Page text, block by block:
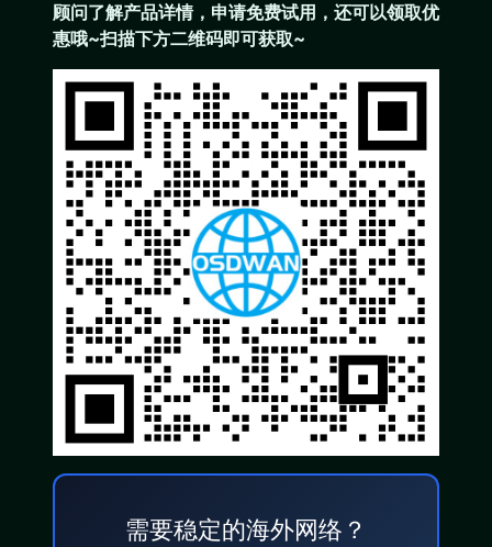
顾问了解产品详情，申请免费试用，还可以领取优
惠哦~扫描下方二维码即可获取~
需要稳定的海外网络？